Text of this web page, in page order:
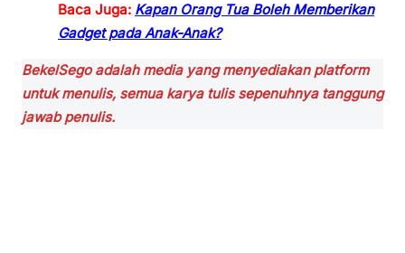
Baca Juga: Kapan Orang Tua Boleh Memberikan
Gadget pada Anak-Anak?
BekelSego adalah media yang menyediakan platform
untuk menulis, semua karya tulis sepenuhnya tanggung
jawab penulis.